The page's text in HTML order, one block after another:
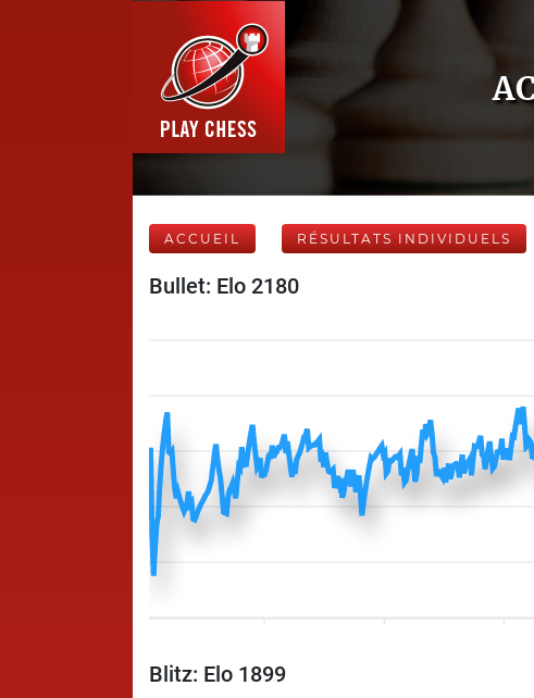
ACCUEIL RÉSULTATS INDIVIDUELS
Bullet: Elo 2180
Blitz: Elo 1899